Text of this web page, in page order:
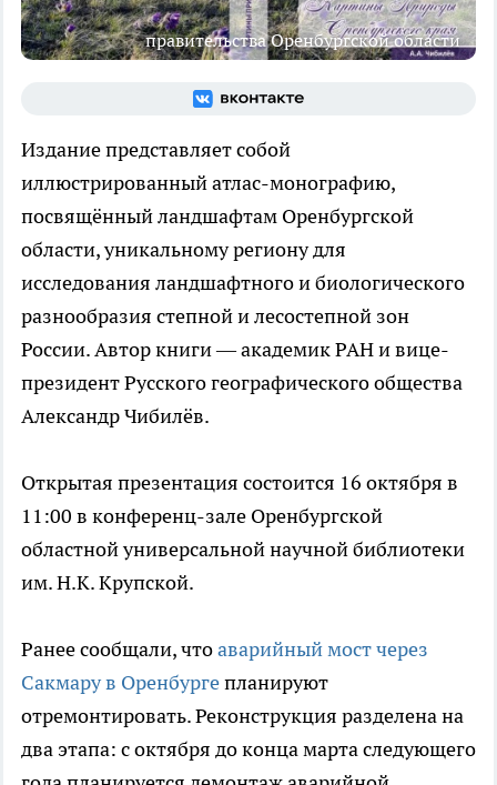
правительства Оренбургской области
Издание представляет собой
иллюстрированный атлас-монографию,
посвящённый ландшафтам Оренбургской
области, уникальному региону для
исследования ландшафтного и биологического
разнообразия степной и лесостепной зон
России. Автор книги — академик РАН и вице-
президент Русского географического общества
Александр Чибилёв.
Открытая презентация состоится 16 октября в
11:00 в конференц-зале Оренбургской
областной универсальной научной библиотеки
им. Н.К. Крупской.
Ранее сообщали, чтоаварийный мост через
Сакмару в Оренбургепланируют
отремонтировать. Реконструкция разделена на
два этапа: с октября до конца марта следующего